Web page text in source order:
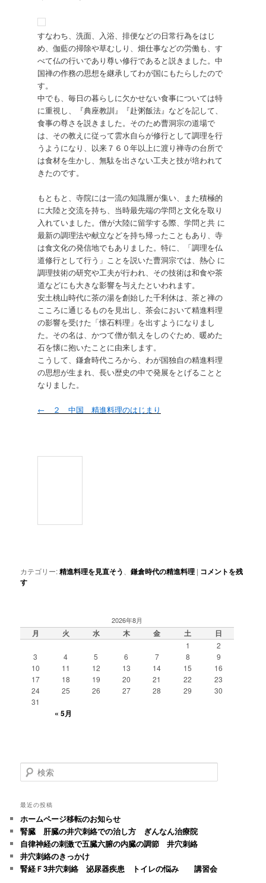
すなわち、洗面、入浴、排便などの日常行為をはじ
め、伽藍の掃除や草むしり、畑仕事などの労働も、す
べて仏の行いであり尊い修行であると説きました。中
国禅の作務の思想を継承してわが国にもたらしたので
す。
中でも、毎日の暮らしに欠かせない食事については特
に重視し、『典座教訓』『赴粥飯法』などを記して、
食事の尊さを説きました。そのため曹洞宗の道場で
は、その教えに従って雲水自らが修行として調理を行
うようになり、以来７６０年以上に渡り禅寺の台所で
は食材を生かし、無駄を出さない工夫と技が培われて
きたのです。
もともと、寺院には一流の知識層が集い、また積極的
に大陸と交流を持ち、当時最先端の学問と文化を取り
入れていました。僧が大陸に留学する際、学問と共 に
最新の調理法や献立などを持ち帰ったこともあり、寺
は食文化の発信地でもありました。特に、「調理を仏
道修行として行う」ことを説いた曹洞宗では、熱心 に
調理技術の研究や工夫が行われ、その技術は和食や茶
道などにも大きな影響を与えたといわれます。
安土桃山時代に茶の湯を創始した千利休は、茶と禅の
こころに通じるものを見出し、茶会において精進料理
の影響を受けた「懐石料理」を出すようになりまし
た。その名は、かつて僧が飢えをしのぐため、暖めた
石を懐に抱いたことに由来します。
こうして、鎌倉時代ころから、わが国独自の精進料理
の思想が生まれ、長い歴史の中で発展をとげることと
なりました。
← ２ 中国 精進料理のはじまり
カテゴリー:精進料理を見直そう 、鎌倉時代の精進料理 | コメントを残
す
2026年8月
月 火 水 木 金 土 日
1
2
3
4 5 6 7 8
9
10
11 12 13 14 15
16
17
18 19 20 21 22
23
24
25 26 27 28 29
30
31
« 5月
検
索
最近の投稿
ホームページ移転のお知らせ
腎臓 肝臓の井穴刺絡での治し方 ぎんなん治療院
自律神経の刺激で五臓六腑の内臓の調節 井穴刺絡
井穴刺絡のきっかけ
腎経Ｆ3井穴刺絡 泌尿器疾患 トイレの悩み 講習会